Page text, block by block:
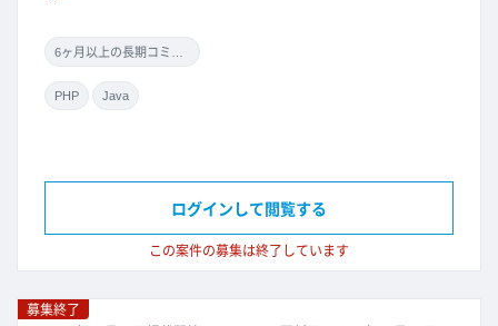
PHP Java
この案件の募集は終了しています
ログインして閲覧する
募集終了